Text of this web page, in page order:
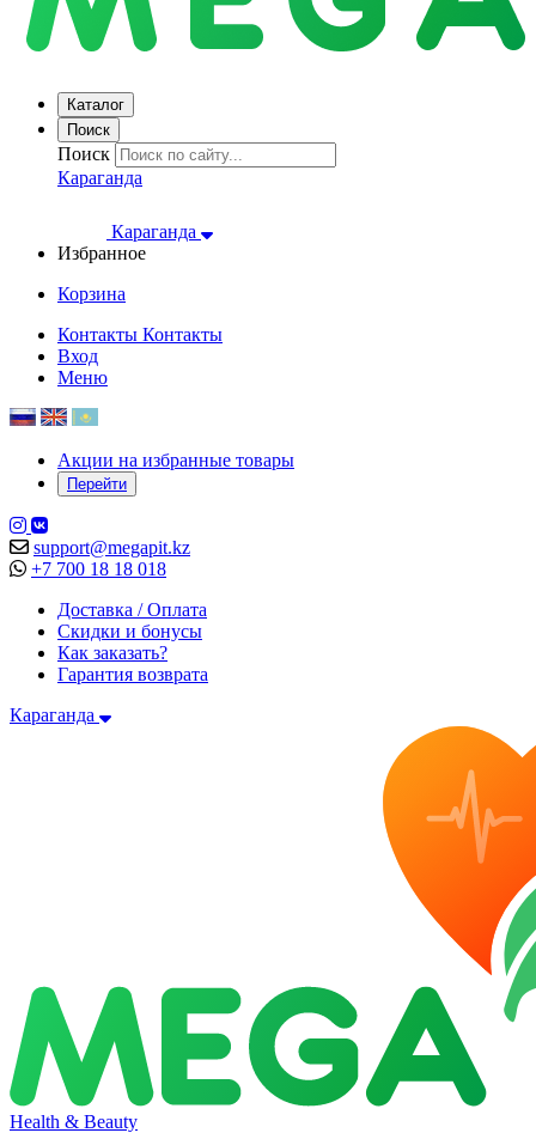
Каталог
Поиск
Поиск
Караганда
Караганда
Избранное
Корзина
Контакты Контакты
Вход
Меню
Акции на избранные товары
Перейти
support@megapit.kz
+7 700 18 18 018
Доставка / Оплата
Скидки и бонусы
Как заказать?
Гарантия возврата
Караганда
Health & Beauty